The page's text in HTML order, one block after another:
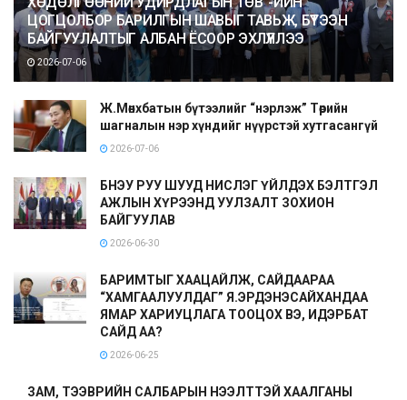
ЦОГЦОЛБОР БАРИЛГЫН ШАВЫГ ТАВЬЖ, БҮТЭЭН
БАЙГУУЛАЛТЫГ АЛБАН ЁСООР ЭХЛҮҮЛЛЭЭ
2026-07-06
Ж.Мөнхбатын бүтээлийг “нэрлэж” Төрийн
шагналын нэр хүндийг нүүрстэй хутгасангүй
2026-07-06
БНЭУ РУУ ШУУД НИСЛЭГ ҮЙЛДЭХ БЭЛТГЭЛ
АЖЛЫН ХҮРЭЭНД УУЛЗАЛТ ЗОХИОН
БАЙГУУЛАВ
2026-06-30
БАРИМТЫГ ХААЦАЙЛЖ, САЙДААРАА
“ХАМГААЛУУЛДАГ” Я.ЭРДЭНЭСАЙХАНДАА
ЯМАР ХАРИУЦЛАГА ТООЦОХ ВЭ, ИДЭРБАТ
САЙД АА?
2026-06-25
ЗАМ, ТЭЭВРИЙН САЛБАРЫН НЭЭЛТТЭЙ ХААЛГАНЫ